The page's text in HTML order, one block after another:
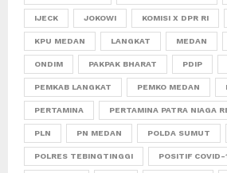
IJECK JOKOWI KOMISI X DPR RI
KPU MEDAN LANGKAT MEDAN
ONDIM PAKPAK BHARAT PDIP
PEMKAB LANGKAT PEMKO MEDAN
PERTAMINA PERTAMINA PATRA NIAGA
PLN PN MEDAN POLDA SUMUT
POLRES TEBINGTINGGI POSITIF COVID-